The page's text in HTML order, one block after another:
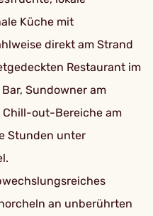
Küche mit
direkt am Strand
Restaurant im
Sundowner am
out-Bereiche am
Stunden unter
an unberührten